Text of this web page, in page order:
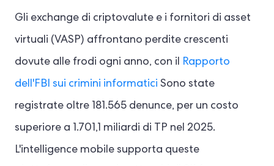
Gli exchange di criptovalute e i fornitori di asset
virtuali (VASP) affrontano perdite crescenti
dovute alle frodi ogni anno, con il Rapporto
dell'FBI sui crimini informatici Sono state
registrate oltre 181.565 denunce, per un costo
superiore a 1.701,1 miliardi di TP nel 2025.
L'intelligence mobile supporta queste